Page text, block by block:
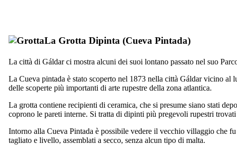
La Grotta Dipinta (Cueva Pintada)
La città di Gáldarci mostra alcuni dei suoi lontano passato nel suo
La Cueva pintada è stato scoperto nel 1873 nella città Gáldarvicino al
delle scoperte più importanti di arte rupestre della zona atlantica.
La grotta contiene recipienti di ceramica, che si presume siano stati
coprono le pareti interne. Si tratta di dipinti più pregevoli rupestri
Intorno alla Cueva Pintada è possibile vedere il vecchio villaggio che
tagliato e livello, assemblati a secco, senza alcun tipo di malta.